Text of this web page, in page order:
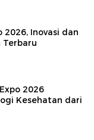
2026, Inovasi dan
Terbaru
2026
Kesehatan dari